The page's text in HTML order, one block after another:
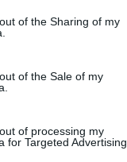
of the Sharing of my
of the Sale of my
of processing my
for Targeted Advertising.